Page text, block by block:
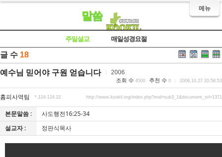
메뉴
말씀
주일설교 매일성경요절
글 수 18
예수님 믿어야 구원 얻습니다 2006
조회 수 4500 추천 수 0 2006.10.27 20:58:53
홈피사역팀 *.124.124.22 http://www.kookil.org/index.php?mid=sub3_1&document_srl=1371
본문말씀 :
사도행전16:25-34
설교자 :
정판식목사